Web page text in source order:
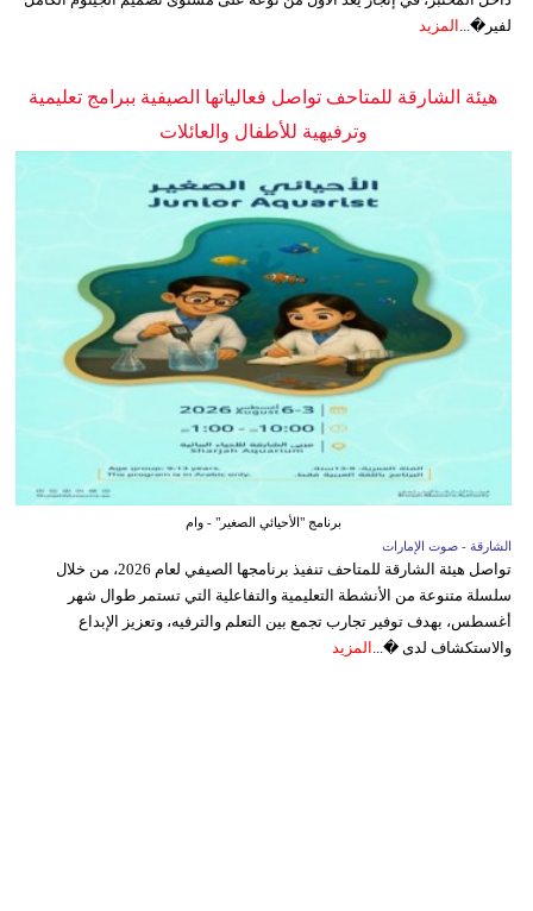
لفير�...
المزيد
هيئة الشارقة للمتاحف تواصل فعالياتها الصيفية ببرامج تعليمية
وترفيهية للأطفال والعائلات
برنامج "الأحيائي الصغير" - وام
الشارقة - صوت الإمارات
تواصل هيئة الشارقة للمتاحف تنفيذ برنامجها الصيفي لعام 2026، من خلال
سلسلة متنوعة من الأنشطة التعليمية والتفاعلية التي تستمر طوال شهر
أغسطس، بهدف توفير تجارب تجمع بين التعلم والترفيه، وتعزيز الإبداع
والاستكشاف لدى �... المزيد